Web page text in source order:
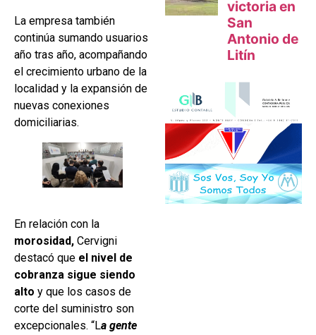
La empresa también
continúa sumando usuarios
año tras año, acompañando
el crecimiento urbano de la
localidad y la expansión de
nuevas conexiones
domiciliarias.
En relación con la
morosidad, Cervigni
destacó que el nivel de
cobranza sigue siendo
alto y que los casos de
corte del suministro son
excepcionales. “La gente